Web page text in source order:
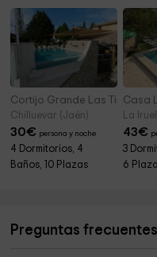
Cortijo Grande Las Tinajas
Chilluevar (Jaén)
30€ persona y noche
4 Dormitorios, 4
Baños, 10 Plazas
Casa
La
43€
3
6
Preguntas